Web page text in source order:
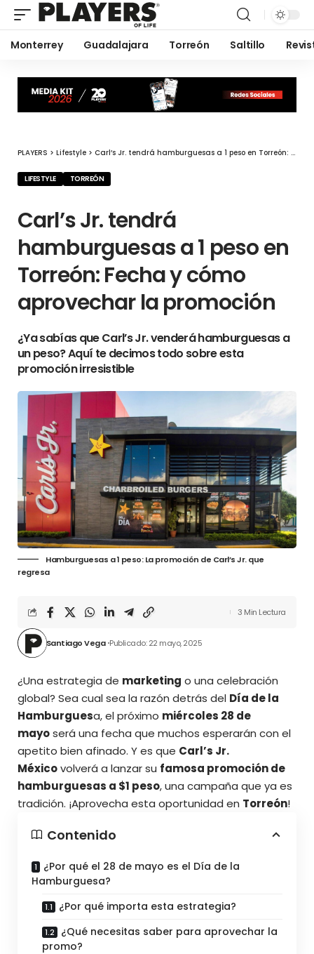
Monterrey Guadalajara Torreón Saltillo
PLAYERS > Lifestyle > Carl’s Jr. tendrá hamburguesas a 1 peso en Torreón: Fecha y cómo aprovechar la promoción
LIFESTYLE TORREÓN
Carl’s Jr. tendrá
hamburguesas a 1 peso en
Torreón: Fecha y cómo
aprovechar la promoción
¿Ya sabías que Carl’s Jr. venderá hamburguesas a
un peso? Aquí te decimos todo sobre esta
promoción irresistible
Hamburguesas a 1 peso: La promoción de Carl’s Jr. que
regresa
Santiago Vega Publicado: 22 mayo, 2025
3 Min Lectura
¿Una estrategia de marketing o una celebración
global? Sea cual sea la razón detrás del Día de la
Hamburguesa, el próximo miércoles 28 de
mayoserá una fecha que muchos esperarán con el
apetito bien afinado. Y es que Carl’s Jr.
Méxicovolverá a lanzar su famosa promoción de
hamburguesas a $1 peso, una campaña que ya es
tradición. ¡Aprovecha esta oportunidad en Torreón!
Contenido
¿Por qué el 28 de mayo es el Día de la
Hamburguesa?
¿Por qué importa esta estrategia?
¿Qué necesitas saber para aprovechar la
promo?